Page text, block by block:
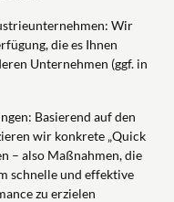
Wir
die es Ihnen
Unternehmen (ggf. in
Basierend auf den
wir konkrete „Quick
– also Maßnahmen, die
schnelle und effektive
zu erzielen